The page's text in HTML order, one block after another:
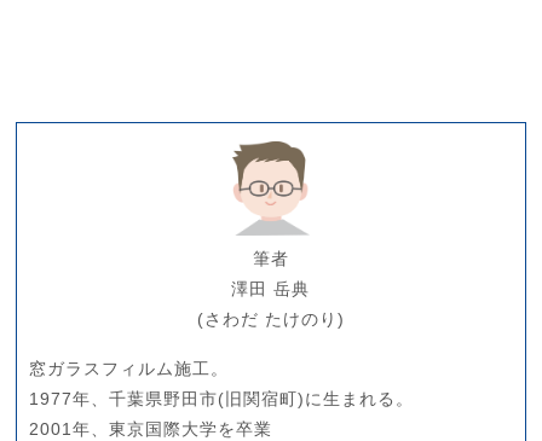
筆者
澤田 岳典
(さわだ たけのり)
窓ガラスフィルム施工。
1977年、千葉県野田市(旧関宿町)に生まれる。
2001年、東京国際大学を卒業